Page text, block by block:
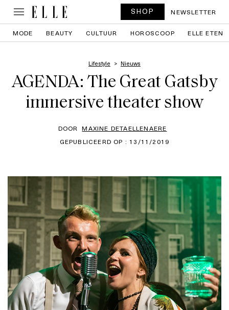
SHOP NEWSLETTER
MODE BEAUTY CULTUUR HOROSCOOP ELLE ETEN
Lifestyle Nieuws
AGENDA: The Great Gatsby
immersive theater show
DOOR MAXINE DETAELLENAERE
GEPUBLICEERD OP : 13/11/2019